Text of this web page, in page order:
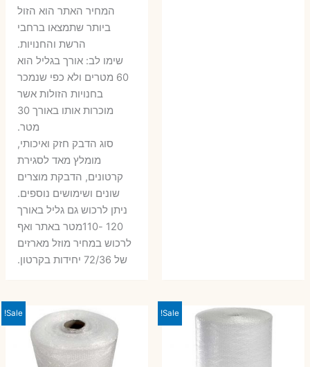
9 ₪.
6 ₪.המחיר האתר הוא הזול
ביותר שתמצאו ברחבי
הרשת והחנויות.
שימו לב: אורך בגליל הוא
60 מטרים ולא כפי שנמכר
בחנויות הזולות אשר
מוכרות אותו באורך 30
מטר.
סוג הדבק חזק ואיכותי,
מומלץ מאד לסגירת
קרטונים, הדבקת מוצרים
שונים ושימושים נוספים.
ניתן לרכוש גם גליל באורך
120 -110מטר באתר ואף
לרכוש במחיר מוזל מארזים
של 72/36 יחידות בקרטון.
Sale!
Sale!